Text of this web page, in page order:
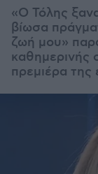
«Ο Τόλης
βίωσα
ζωή μου»
καθημερινής
πρεμιέρα